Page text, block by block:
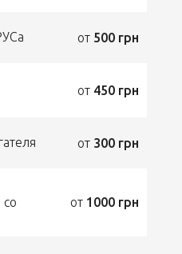
от 500 грн
от 450 грн
от 300 грн
от 1000 грн